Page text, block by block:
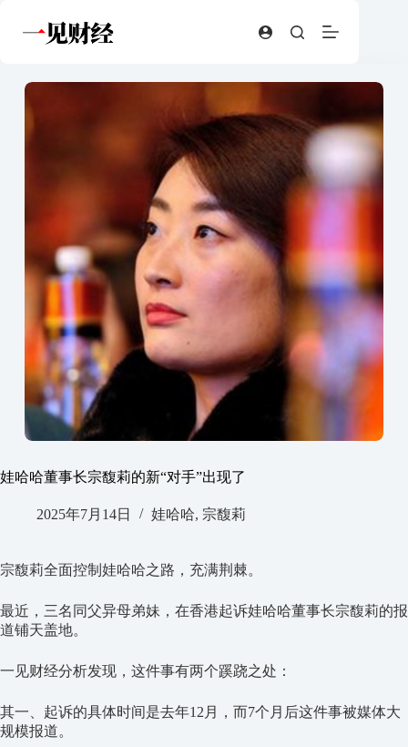
娃哈哈董事长宗馥莉的新“对手”出现了
2025年7月14日 娃哈哈, 宗馥莉
宗馥莉全面控制娃哈哈之路，充满荆棘。
最近，三名同父异母弟妹，在香港起诉娃哈哈董事长宗馥莉的报
道铺天盖地。
一见财经分析发现，这件事有两个蹊跷之处：
其一、起诉的具体时间是去年12月，而7个月后这件事被媒体大
规模报道。